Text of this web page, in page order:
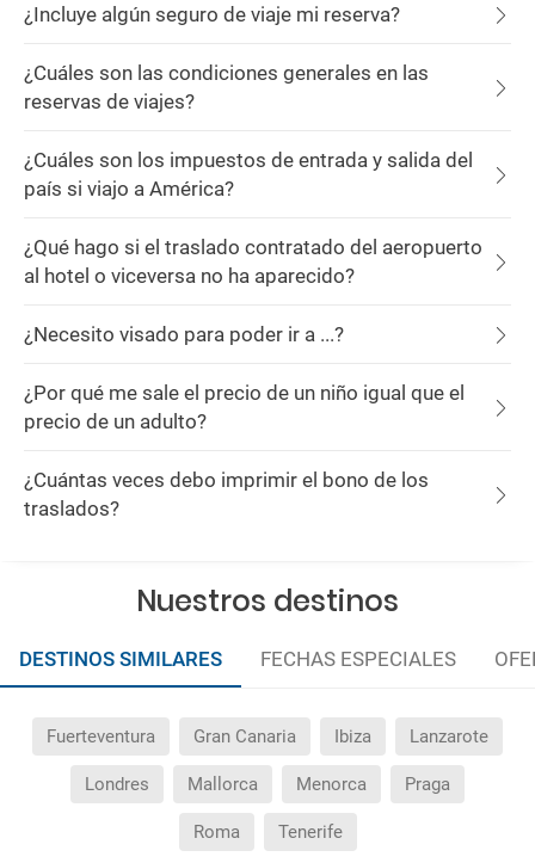
¿Incluye algún seguro de viaje mi reserva?
¿Cuáles son las condiciones generales en las
reservas de viajes?
¿Cuáles son los impuestos de entrada y salida del
país si viajo a América?
¿Qué hago si el traslado contratado del aeropuerto
al hotel o viceversa no ha aparecido?
¿Necesito visado para poder ir a ...?
¿Por qué me sale el precio de un niño igual que el
precio de un adulto?
¿Cuántas veces debo imprimir el bono de los
traslados?
Nuestros destinos
DESTINOS SIMILARES FECHAS ESPECIALES
Fuerteventura Gran Canaria Ibiza Lanzarote
Londres Mallorca Menorca Praga
Roma Tenerife